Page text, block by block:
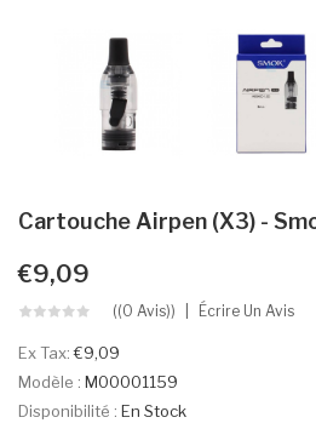
Cartouche Airpen (x3) -
€9,09
((0 Avis)) Écrire Un Avis
Ex Tax:€9,09
Modèle : M00001159
Disponibilité : En Stock